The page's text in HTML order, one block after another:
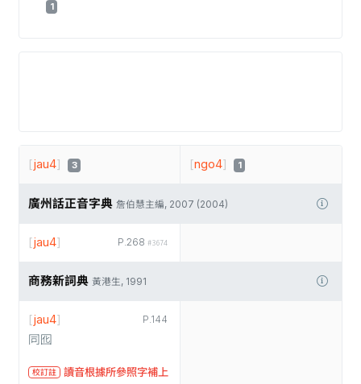
1
[jau4] 3 [ngo4] 1
廣州話正音字典 詹伯慧主編, 2007 (2004)
P.268 #3674
[jau4]
商務新詞典 黃港生, 1991
P.144
[jau4]
同囮
校訂註 讀音根據所參照字補上